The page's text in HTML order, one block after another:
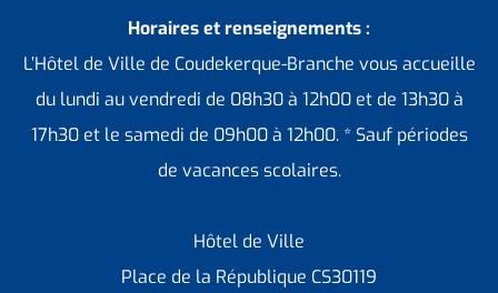
Horaires et renseignements :
L’Hôtel de Ville de Coudekerque-Branche vous accueille
du lundi au vendredi de 08h30 à 12h00 et de 13h30 à
17h30 et le samedi de 09h00 à 12h00. * Sauf périodes
de vacances scolaires.
Hôtel de Ville
Place de la République CS30119